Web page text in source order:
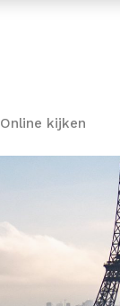
Online kijken